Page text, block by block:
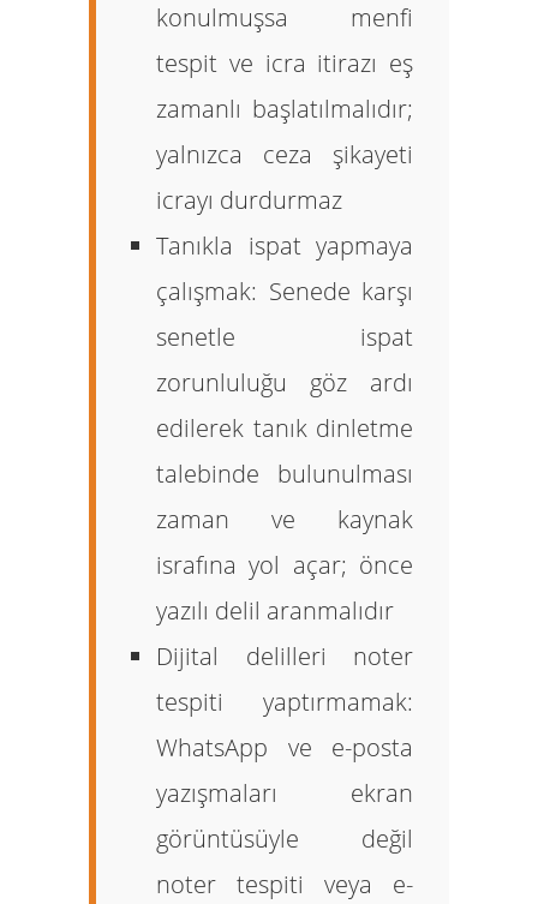
konulmuşsa menfi
tespit ve icra itirazı eş
zamanlı başlatılmalıdır;
yalnızca ceza şikayeti
icrayı durdurmaz
Tanıkla ispat yapmaya
çalışmak: Senede karşı
senetle ispat
zorunluluğu göz ardı
edilerek tanık dinletme
talebinde bulunulması
zaman ve kaynak
israfına yol açar; önce
yazılı delil aranmalıdır
Dijital delilleri noter
tespiti yaptırmamak:
WhatsApp ve e-posta
yazışmaları ekran
görüntüsüyle değil
noter tespiti veya e-